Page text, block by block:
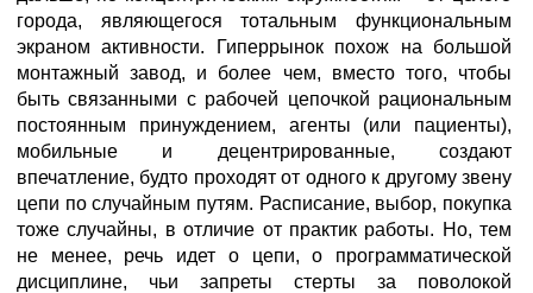
города, являющегося тотальным функциональным
экраном активности. Гиперрынок похож на большой
монтажный завод, и более чем, вместо того, чтобы
быть связанными с рабочей цепочкой рациональным
постоянным принуждением, агенты (или пациенты),
мобильные и децентрированные, создают
впечатление, будто проходят от одного к другому звену
цепи по случайным путям. Расписание, выбор, покупка
тоже случайны, в отличие от практик работы. Но, тем
не менее, речь идет о цепи, о программатической
дисциплине, чьи запреты стерты за поволокой